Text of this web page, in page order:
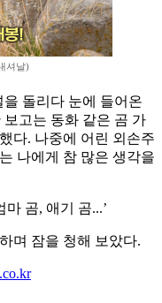
셔날)
돌리다 눈에 들어온
보고는 동화 같은 곰 가
다. 나중에 어린 외손주
나에게 참 많은 생각을
곰, 애기 곰...’
며 잠을 청해 보았다.